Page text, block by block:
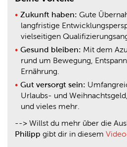
Zukunft haben: Gute
langfristige
vielseitigen
Gesund bleiben: Mit dem
rund um Bewegung,
Ernährung.
Gut versorgt sein:
Urlaubs- und
und vieles mehr.
--> Willst du mehr über die
Philipp gibt dir in diesem Video